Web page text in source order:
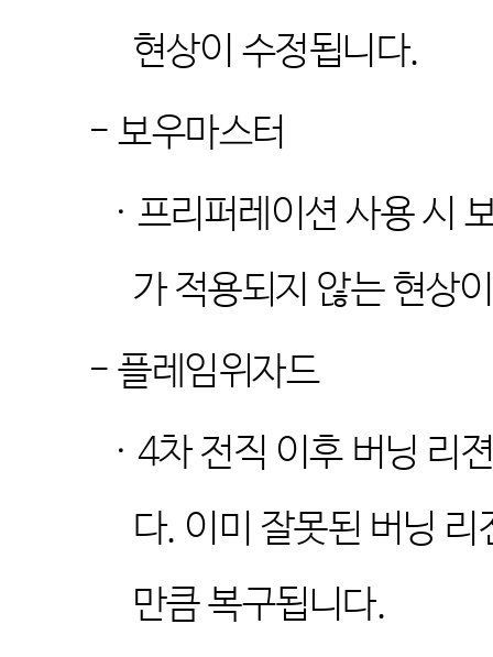
현상이 수정됩니다.
-보우마스터
· 프리퍼레이션 사용 시
가 적용되지 않는 현상
-플레임위자드
· 4차 전직 이후 버닝 리
다. 이미 잘못된 버닝 리
만큼 복구됩니다.